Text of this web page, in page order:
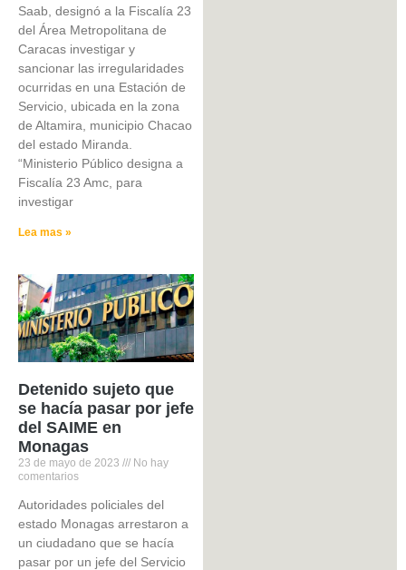
Saab, designó a la Fiscalía 23
del Área Metropolitana de
Caracas investigar y
sancionar las irregularidades
ocurridas en una Estación de
Servicio, ubicada en la zona
de Altamira, municipio Chacao
del estado Miranda.
“Ministerio Público designa a
Fiscalía 23 Amc, para
investigar
Lea mas »
Detenido sujeto que
se hacía pasar por jefe
del SAIME en
Monagas
23 de mayo de 2023
No hay
comentarios
Autoridades policiales del
estado Monagas arrestaron a
un ciudadano que se hacía
pasar por un jefe del Servicio